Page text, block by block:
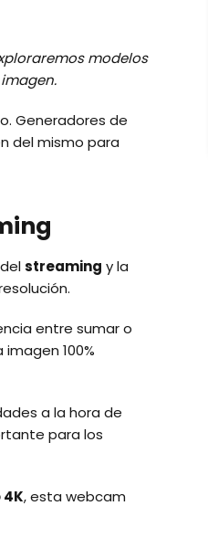
modelos
Generadores de
del mismo para
streaming y la
entre sumar o
100%
a la hora de
para los
4K, esta webcam